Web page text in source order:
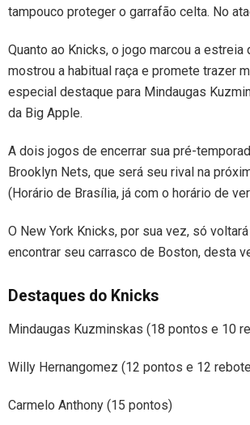
tampouco proteger o garrafão celta. No
Quanto ao Knicks, o jogo marcou a
mostrou a habitual raça e promete trazer
especial destaque para Mindaugas
da Big Apple.
A dois jogos de encerrar sua pré-
Brooklyn Nets, que será seu rival na
(Horário de Brasília, já com o horário de
O New York Knicks, por sua vez, só
encontrar seu carrasco de Boston, desta
Destaques do Knicks
Mindaugas Kuzminskas (18 pontos e 10
Willy Hernangomez (12 pontos e 12
Carmelo Anthony (15 pontos)